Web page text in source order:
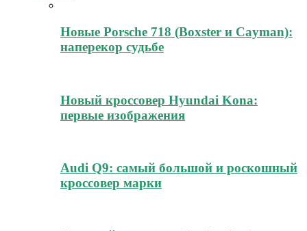
Новые Porsche 718 (Boxster и Cayman):
наперекор судьбе
Новый кроссовер Hyundai Kona:
первые изображения
Audi Q9: самый большой и роскошный
кроссовер марки